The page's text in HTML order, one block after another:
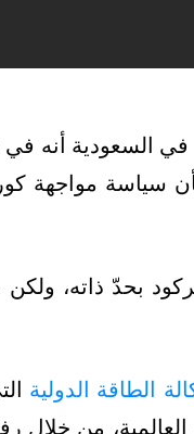
السعودية أنه
سياسة مواجهة
بحدّ ذاته،
الطاقة الدولية
العالمية، من